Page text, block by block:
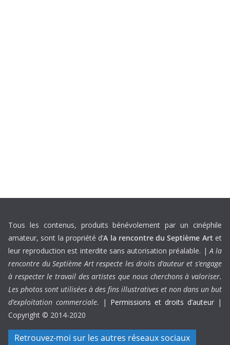
Tous les contenus, produits bénévolement par un cinéphile
amateur, sont la propriété d’A la rencontre du Septième Art et
leur reproduction est interdite sans autorisation préalable. |A la
rencontre du Septième Art respecte les droits d’auteur et s’engage
à respecter le travail des artistes que nous cherchons à valoriser.
Les photos sont utilisées à des fins illustratives et non dans un but
d’exploitation commerciale.
| Permissions et droits d’auteur |
Copyright © 2014-2020
Retrouvez-moi sur les autres réseaux sociaux